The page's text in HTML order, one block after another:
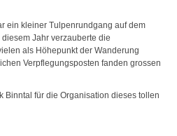
ein kleiner Tulpenrundgang auf dem
Jahr verzauberte die
als Höhepunkt der Wanderung
Verpflegungsposten fanden grossen
Binntal für die Organisation dieses tollen